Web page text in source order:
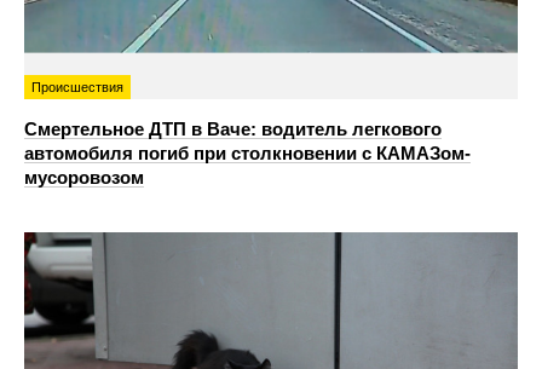
Происшествия
Смертельное ДТП в Ваче: водитель легкового
автомобиля погиб при столкновении с КАМАЗом-
мусоровозом